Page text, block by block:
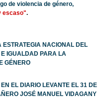
de violencia de género,
escaso".
ESTRATEGIA NACIONAL DEL
IGUALDAD PARA LA
GÉNERO
EL DIARIO LEVANTE EL 31 DE
JOSÉ MANUEL VIDAGANY